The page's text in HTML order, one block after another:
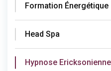
Formation Énergétique
Head Spa
Hypnose Ericksonienne